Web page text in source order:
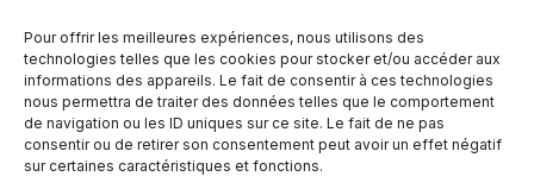
Pour offrir les meilleures expériences, nous utilisons des
technologies telles que les cookies pour stocker et/ou accéder aux
informations des appareils. Le fait de consentir à ces technologies
nous permettra de traiter des données telles que le comportement
de navigation ou les ID uniques sur ce site. Le fait de ne pas
consentir ou de retirer son consentement peut avoir un effet négatif
sur certaines caractéristiques et fonctions.